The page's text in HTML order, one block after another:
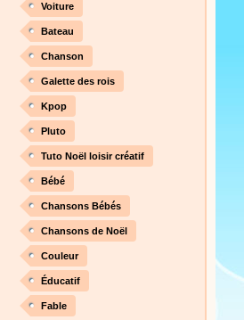
Voiture
Bateau
Chanson
Galette des rois
Kpop
Pluto
Tuto Noël loisir créatif
Bébé
Chansons Bébés
Chansons de Noël
Couleur
Éducatif
Fable